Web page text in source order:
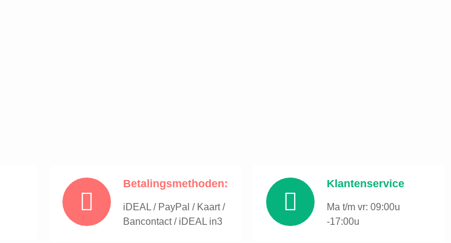
Betalingsmethoden:
iDEAL / PayPal / Kaart /
Bancontact / iDEAL in3
Klantenservice
Ma t/m vr: 09:00u
-17:00u